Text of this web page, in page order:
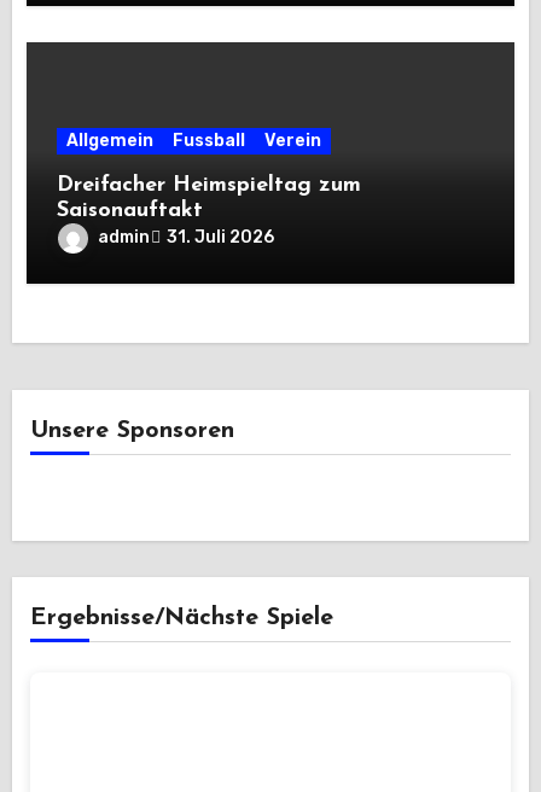
Allgemein Fussball Verein
Dreifacher Heimspieltag zum
Saisonauftakt
admin 31. Juli 2026
Unsere Sponsoren
Ergebnisse/Nächste Spiele